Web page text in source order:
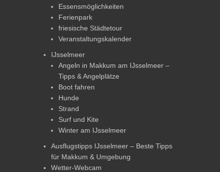
Essensmöglichkeiten
Ferienpark
friesische Städtetour
Veranstaltungskalender
IJsselmeer
Angeln in Makkum am IJsselmeer –
Tipps & Angelplätze
Boot fahren
Hunde
Strand
Surf und Kite
Winter am IJsselmeer
Ausflugstipps IJsselmeer – Beste Tipps
für Makkum & Umgebung
Wetter-Webcam